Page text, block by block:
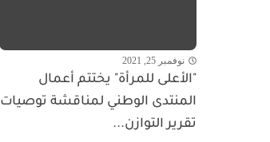
نوفمبر 25, 2021
"الأعلى للمرأة" يختتم أعمال
المنتدى الوطني لمناقشة توصيات
تقرير التوازن...